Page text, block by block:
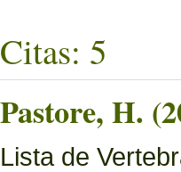
Citas: 5
Pastore, H.
Lista de